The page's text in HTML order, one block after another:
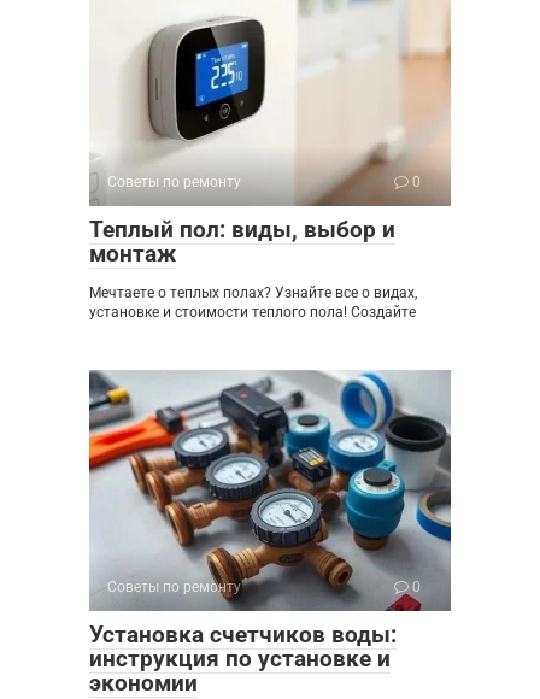
Советы по ремонту 0
Теплый пол: виды, выбор и
монтаж
Мечтаете о теплых полах? Узнайте все о видах,
установке и стоимости теплого пола! Создайте
Советы по ремонту 0
Установка счетчиков воды:
инструкция по установке и
экономии